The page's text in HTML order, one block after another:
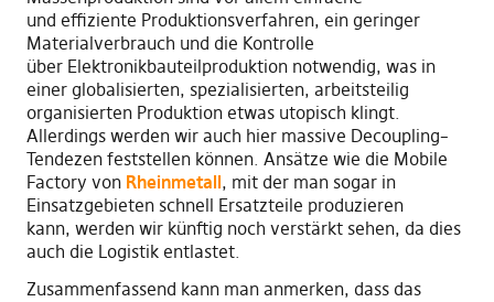
und effiziente Produktionsverfahren, ein geringer
Materialverbrauch und die Kontrolle
über Elektronikbauteilproduktion notwendig, was in
einer globalisierten, spezialisierten, arbeitsteilig
organisierten Produktion etwas utopisch klingt.
Allerdings werden wir auch hier massive Decoupling–
Tendezen feststellen können. Ansätze wie die Mobile
Factory von Rheinmetall, mit der man sogar in
Einsatzgebieten schnell Ersatzteile produzieren
kann, werden wir künftig noch verstärkt sehen, da dies
auch die Logistik entlastet.
Zusammenfassend kann man anmerken, dass das